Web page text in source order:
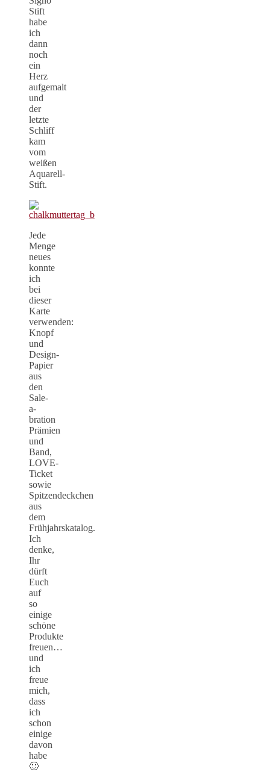
Stift
habe
ich
dann
noch
ein
Herz
aufgemalt
und
der
letzte
Schliff
kam
vom
weißen
Aquarell-
Stift.
Jede
Menge
neues
konnte
ich
bei
dieser
Karte
verwenden:
Knopf
und
Design-
Papier
aus
den
Sale-
a-
bration
Prämien
und
Band,
LOVE-
Ticket
sowie
Spitzendeckchen
aus
dem
Frühjahrskatalog.
Ich
denke,
Ihr
dürft
Euch
auf
so
einige
schöne
Produkte
freuen…
und
ich
freue
mich,
dass
ich
schon
einige
davon
habe
🙂